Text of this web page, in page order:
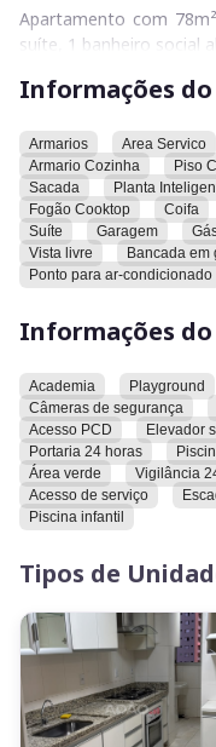
Apartamento com
suíte, 1 banheiro social
Localizado no 11º
O imóvel conta com
banheiros, oferecendo
dos espaços. A
prefere ambientes
dia. A planta é
garantindo conforto
iluminação natural e
O condomínio possui
mensal de R$ 700,00,
todo equipado, sala
piscina adulto e infantil
valor do investimento:
Areião.
Informações
Armarios Area Servico
Armario Cozinha
Piso
Sacada
Planta
Fogão Cooktop
Coifa
Suíte
Garagem
Vista livre
Bancada em
Ponto para ar-condicionado
Informações
Academia Playground
Câmeras de segurança
Acesso PCD
Elevador
Portaria 24 horas
Área verde
Vigilância
Acesso de serviço
Piscina infantil
Tipos de